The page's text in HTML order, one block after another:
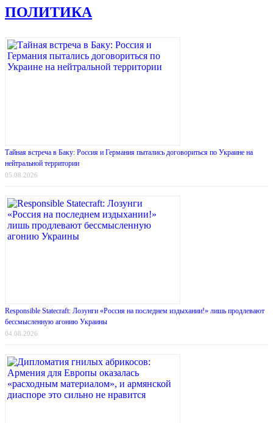
ПОЛИТИКА
Тайная встреча в Баку: Россия и Германия пытались договориться по Украине на
нейтральной территории
05.08.2026
Responsible Statecraft: Лозунги «Россия на последнем издыхании!» лишь продлевают
бессмысленную агонию Украины
04.08.2026